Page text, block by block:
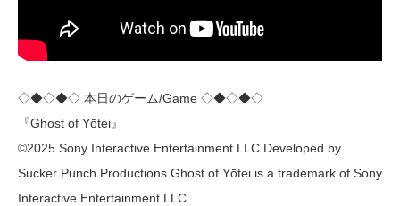
◇◆◇◆◇ 本日のゲーム/Game ◇◆◇◆◇
『Ghost of Yōtei』
‎‎©2025 Sony Interactive Entertainment LLC.Developed by
Sucker Punch Productions.Ghost of Yōtei is a trademark of Sony
Interactive Entertainment LLC.